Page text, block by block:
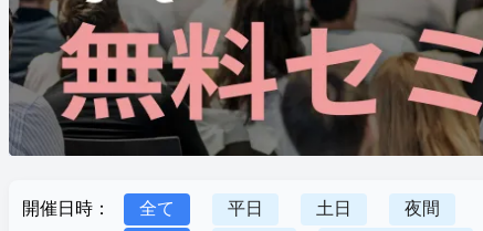
開催日時： 全て 平日 土日
夜間